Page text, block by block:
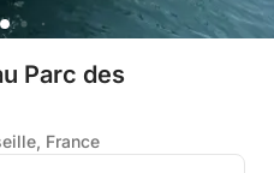
Parc des
France